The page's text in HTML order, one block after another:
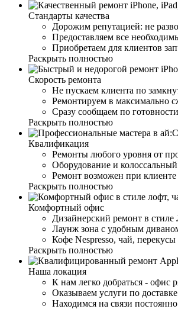
Стандарты качества
Дорожим репутацией: не
Предоставляем все
Приобретаем для клиентов
Раскрыть полностью
Скорость ремонта
Не пускаем клиента по
Ремонтируем в максимально
Сразу сообщаем по
Раскрыть полностью
Квалификация
Ремонты любого уровня от
Оборудование и
Ремонт возможен при клиенте
Раскрыть полностью
Комфортный офис
Дизайнерский ремонт в стиле
Лаунж зона с удобным
Кофе Nespresso, чай, перекусы
Раскрыть полностью
Наша локация
К нам легко добраться - офис
Оказываем услуги по
Находимся на связи